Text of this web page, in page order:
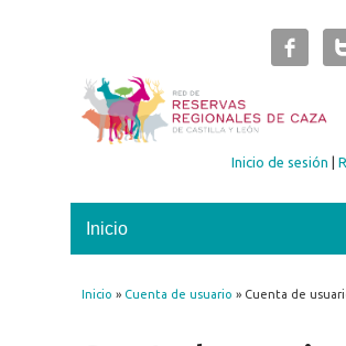
Inicio de sesión |
Se encuentra usted
Inicio » Cuenta de usuario » Cuenta de